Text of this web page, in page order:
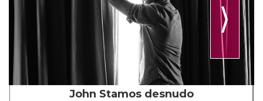
⟩
John Stamos desnudo